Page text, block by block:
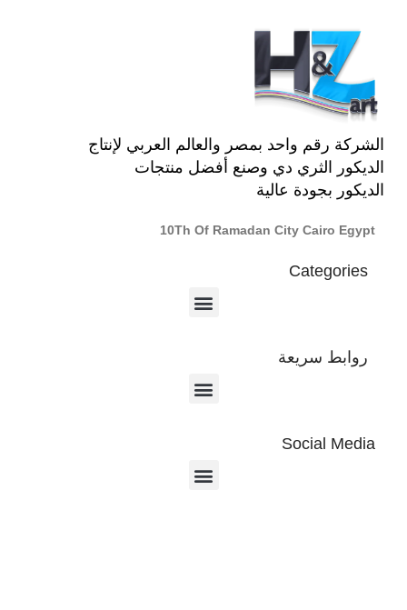
الشركة رقم واحد بمصر والعالم العربي لإنتاج
الديكور الثري دي وصنع أفضل منتجات
الديكور بجودة عالية
10Th Of Ramadan City Cairo Egypt
Categories
روابط سريعة
Social Media